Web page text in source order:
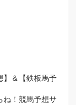
】＆【鉄板馬予
ね！競馬予想サ